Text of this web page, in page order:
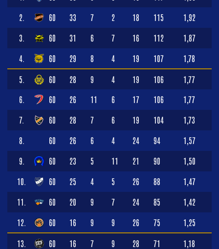
2. 60 33 7 2 18 115 1,92
3. 60 31 6 7 16 112 1,87
4. 60 29 8 4 19 107 1,78
5. 60 28 9 4 19 106 1,77
6. 60 26 11 6 17 106 1,77
7. 60 28 7 6 19 104 1,73
8. 60 26 6 4 24 94 1,57
9. 60 23 5 11 21 90 1,50
10. 60 25 4 5 26 88 1,47
11. 60 20 9 7 24 85 1,42
12. 60 16 9 9 26 75 1,25
13. 60 16 7 9 28 71 1,18